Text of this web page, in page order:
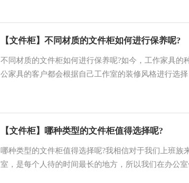
【文件柜】不同材质的文件柜如何进行保养呢?
不同材质的文件柜如何进行保养呢?如今，工作家具的
公家具的客户都会根据自己工作室的装修风格进行选择
【文件柜】哪种类型的文件柜值得选择呢?
哪种类型的文件柜值得选择呢?我相信对于我们上班族
室，是每个人待的时间最长的地方，所以我们在办公室